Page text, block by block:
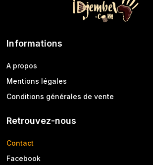
Informations
A propos
Mentions légales
Conditions générales de vente
Retrouvez-nous
Contact
Facebook